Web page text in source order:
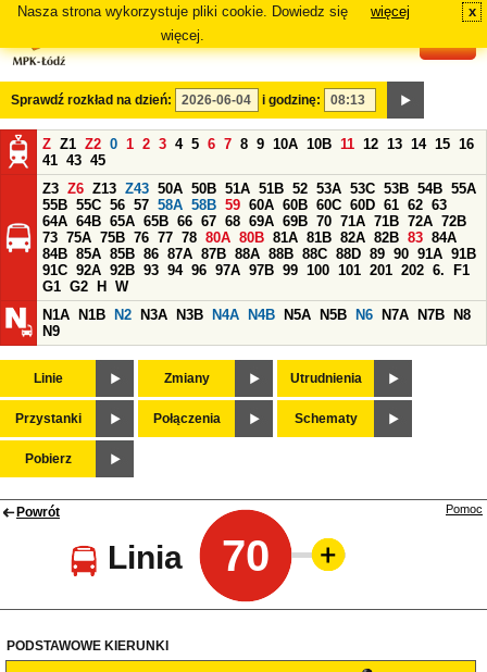
Nasza strona wykorzystuje pliki cookie. Dowiedz się
więcej.
więcej x
Sprawdź rozkład na dzień: i godzinę:
Z Z1 Z2 0 1 2 3 4 5 6 7 8 9 10A 10B 11 12 13 14 15 16
41 43 45
Z3 Z6 Z13 Z43 50A 50B 51A 51B 52 53A 53C 53B 54B 55A
55B 55C 56 57 58A 58B 59 60A 60B 60C 60D 61 62 63
64A 64B 65A 65B 66 67 68 69A 69B 70 71A 71B 72A 72B
73 75A 75B 76 77 78 80A 80B 81A 81B 82A 82B 83 84A
84B 85A 85B 86 87A 87B 88A 88B 88C 88D 89 90 91A 91B
91C 92A 92B 93 94 96 97A 97B 99 100 101 201 202 6.
F1
G1 G2 H
W
N1A
N1B N2 N3A N3B N4A N4B N5A N5B N6 N7A N7B
N8
N9
Linie Zmiany Utrudnienia
Przystanki Połączenia Schematy
Pobierz
Powrót
Linia 70
Pomoc
PODSTAWOWE KIERUNKI